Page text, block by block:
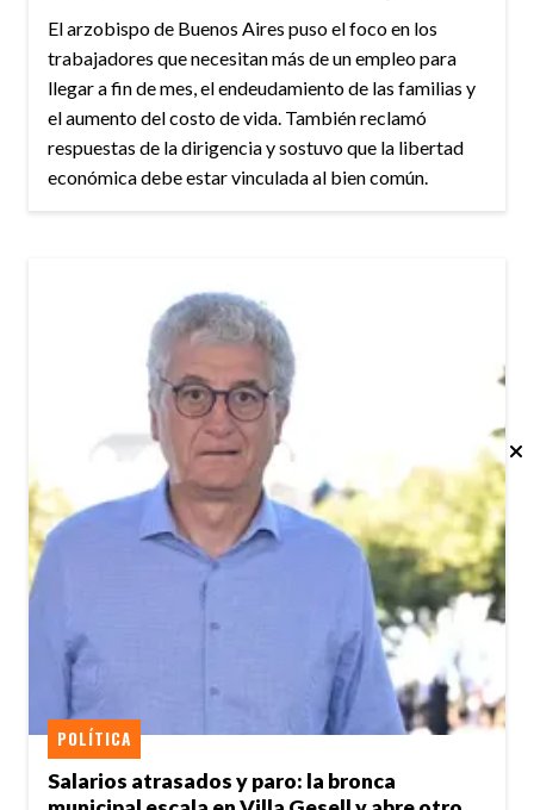
El arzobispo de Buenos Aires puso el foco en los
trabajadores que necesitan más de un empleo para
llegar a fin de mes, el endeudamiento de las familias y
el aumento del costo de vida. También reclamó
respuestas de la dirigencia y sostuvo que la libertad
económica debe estar vinculada al bien común.
Salarios atrasados y paro: la bronca
POLÍTICA